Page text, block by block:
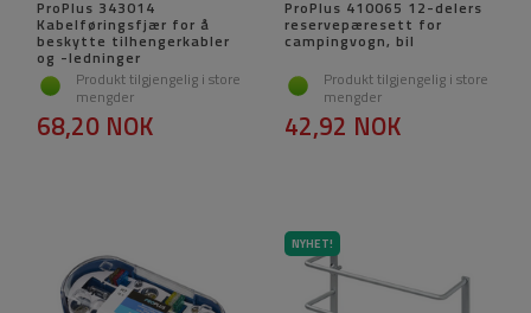
ProPlus 343014
Kabelføringsfjær for å
beskytte tilhengerkabler
og -ledninger
Produkt tilgjengelig i store
mengder
68,20 NOK
ProPlus 410065 12-delers
reservepæresett for
campingvogn, bil
Produkt tilgjengelig i store
mengder
42,92 NOK
NYHET!